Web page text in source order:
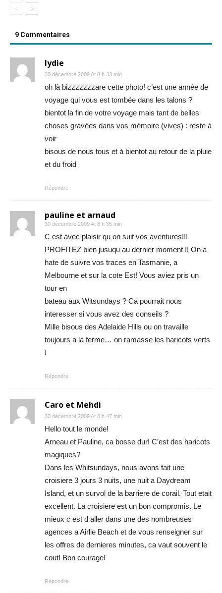
9 Commentaires
lydie
30 décembre 2009 At 8 h 33 min
oh là bizzzzzzzare cette photo! c’est une année de
voyage qui vous est tombée dans les talons ?
bientot la fin de votre voyage mais tant de belles
choses gravées dans vos mémoire (vives) : reste à
voir
bisous de nous tous et à bientot au retour de la pluie
et du froid
Répondre
pauline et arnaud
30 décembre 2009 At 8 h 35 min
C est avec plaisir qu on suit vos aventures!!!
PROFITEZ bien jusuqu au dernier moment !! On a
hate de suivre vos traces en Tasmanie, a
Melbourne et sur la cote Est! Vous aviez pris un
tour en
bateau aux Witsundays ? Ca pourrait nous
interesser si vous avez des conseils ?
Mille bisous des Adelaide Hills ou on travaille
toujours a la ferme… on ramasse les haricots verts
!
Répondre
Caro et Mehdi
30 décembre 2009 At 8 h 47 min
Hello tout le monde!
Arneau et Pauline, ca bosse dur! C’est des haricots
magiques?
Dans les Whitsundays, nous avons fait une
croisiere 3 jours 3 nuits, une nuit a Daydream
Island, et un survol de la barriere de corail. Tout etait
excellent. La croisiere est un bon compromis. Le
mieux c est d aller dans une des nombreuses
agences a Airlie Beach et de vous renseigner sur
les offres de dernieres minutes, ca vaut souvent le
cout! Bon courage!
Répondre